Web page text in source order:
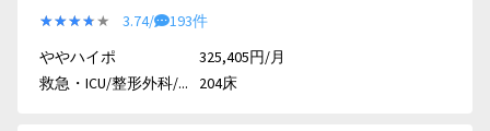
★★★★★
★★★★★ 3.74/
193件
ややハイポ
救急・ICU/整形外科/...
325,405円/月
204床